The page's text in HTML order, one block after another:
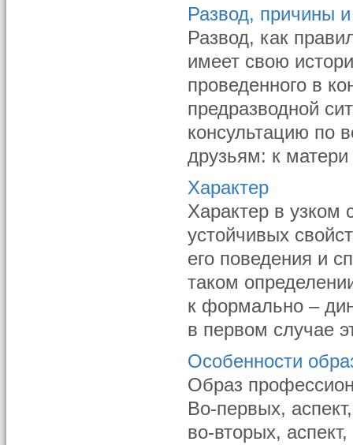
Развод, причины и
Развод, как
имеет свою
проведенного в
предразводной
консультацию по
друзьям: к
Характер
Характер в узком
устойчивых
его поведения и
таком
к формально –
в первом случае
Особенности
Образ
Во-первых,
во-вторых,